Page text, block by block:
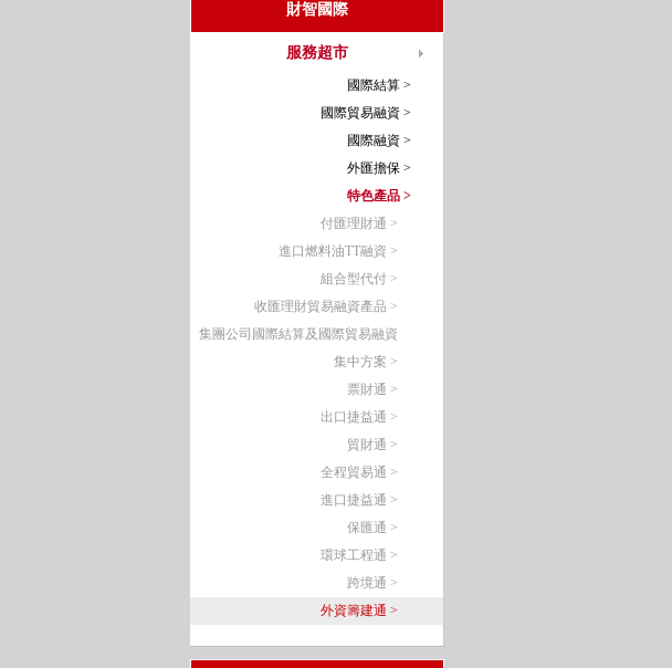
財智國際
服務超市
國際結算 >
國際貿易融資 >
國際融資 >
外匯擔保 >
特色產品 >
付匯理財通 >
進口燃料油TT融資 >
組合型代付 >
收匯理財貿易融資產品 >
集團公司國際結算及國際貿易融資
集中方案 >
票財通 >
出口捷益通 >
貿財通 >
全程貿易通 >
進口捷益通 >
保匯通 >
環球工程通 >
跨境通 >
外資籌建通 >